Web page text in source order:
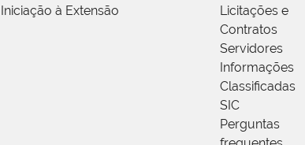
Iniciação à Extensão
Licitações e
Contratos
Servidores
Informações
Classificadas
SIC
Perguntas